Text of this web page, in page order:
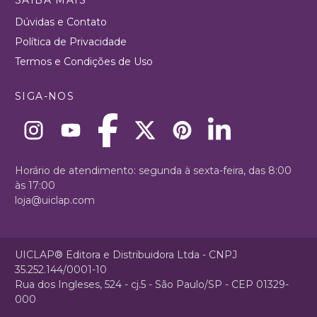
Dúvidas e Contato
Política de Privacidade
Termos e Condições de Uso
SIGA-NOS
Horário de atendimento: segunda à sexta-feira, das 8:00
às 17:00
loja@uiclap.com
UICLAP® Editora e Distribuidora Ltda - CNPJ
35.252.144/0001-10
Rua dos Ingleses, 524 - cj.5 - São Paulo/SP - CEP 01329-
000